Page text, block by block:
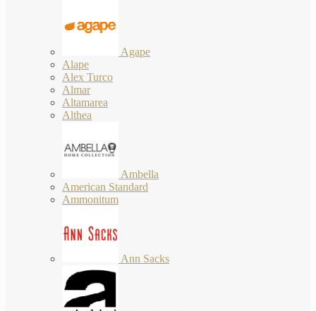
Agape
Alape
Alex Turco
Almar
Altamarea
Althea
Ambella
American Standard
Ammonitum
Ann Sacks